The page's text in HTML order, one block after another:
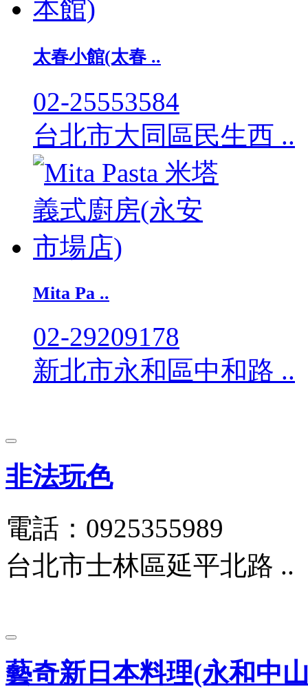
太春小館(太春 ..
02-25553584
台北市大同區民生西 ..
Mita Pa ..
02-29209178
新北市永和區中和路 ..
非法玩色
電話：0925355989
台北市士林區延平北路 ..
藝奇新日本料理(永和中